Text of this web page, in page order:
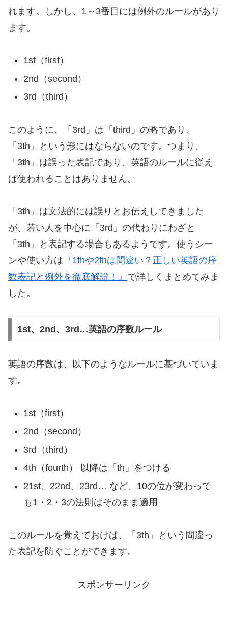
れます。しかし、1～3番目には例外のルールがあり
ます。
1st（first）
2nd（second）
3rd（third）
このように、「3rd」は「third」の略であり、
「3th」という形にはならないのです。つまり、
「3th」は誤った表記であり、英語のルールに従え
ば使われることはありません。
「3th」は文法的には誤りとお伝えしてきました
が、若い人を中心に「3rd」の代わりにわざと
「3th」と表記する場合もあるようです。使うシー
ンや使い方は 『1thや2thは間違い？正しい英語の序
数表記と例外を徹底解説！』 で詳しくまとめてみま
した。
1st、2nd、3rd…英語の序数ルール
英語の序数は、以下のようなルールに基づいていま
す。
1st（first）
2nd（second）
3rd（third）
4th（fourth） 以降は「th」をつける
21st、22nd、23rd… など、10の位が変わって
も1・2・3の法則はそのまま適用
このルールを覚えておけば、「3th」という間違っ
た表記を防ぐことができます。
スポンサーリンク